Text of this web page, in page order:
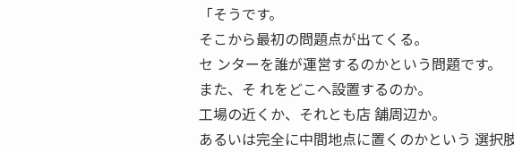
「そうです。
そこから最初の問題点が出てくる。
セ ンターを誰が運営するのかという問題です。
また、そ れをどこへ設置するのか。
工場の近くか、それとも店 舗周辺か。
あるいは完全に中間地点に置くのかという 選択